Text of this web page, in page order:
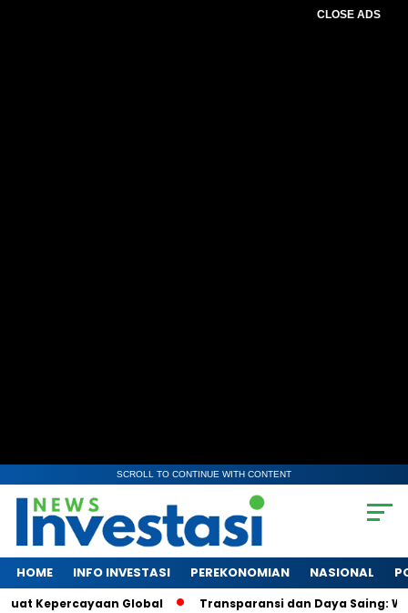
CLOSE ADS
SCROLL TO CONTINUE WITH CONTENT
HOME INFO INVESTASI PEREKONOMIAN NASIONAL
Kepercayaan Global Transparansi dan Daya Saing: